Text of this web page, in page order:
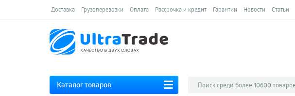
Доставка Грузоперевозки Оплата Рассрочка и кредит Гарантии Новости Статьи
Каталог товаров